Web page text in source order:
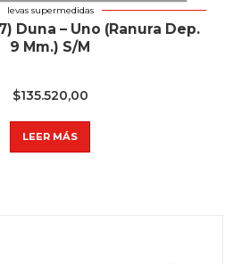
levas supermedidas
Duna – Uno (Ranura Dep.
9 Mm.) S/M
$135.520,00
LEER MÁS